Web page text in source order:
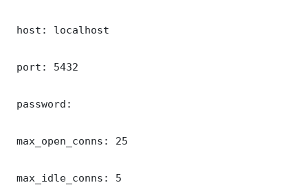
host: localhost
port: 5432
password:
max_open_conns: 25
max_idle_conns: 5